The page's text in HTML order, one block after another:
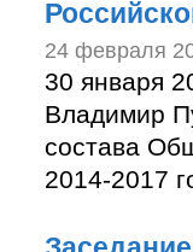
24 февраля
30 января
Владимир
состава
2014-2017